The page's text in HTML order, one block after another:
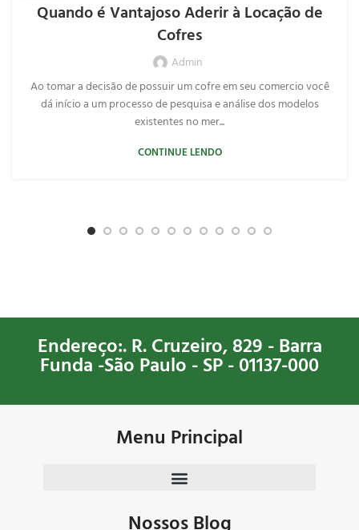
Quando é Vantajoso Aderir à Locação de
Cofres
Admin
Ao tomar a decisão de possuir um cofre em seu comercio você
dá início a um processo de pesquisa e análise dos modelos
existentes no mer...
CONTINUE LENDO
Endereço:. R. Cruzeiro, 829 - Barra
Funda -São Paulo - SP - 01137-000
Menu Principal